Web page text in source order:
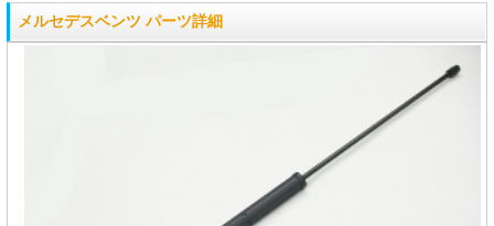
メルセデスベンツ パーツ詳細